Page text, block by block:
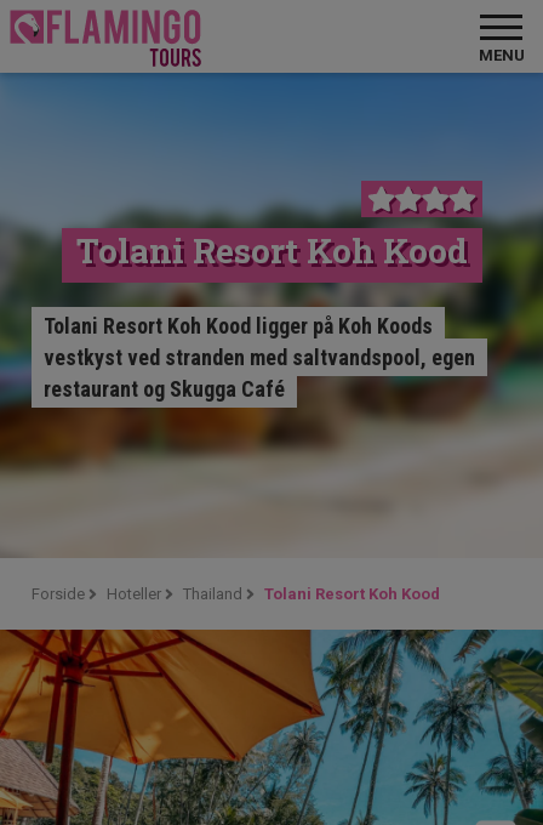
MENU
Tolani Resort Koh Kood
Tolani Resort Koh Kood ligger på Koh Koods
vestkyst ved stranden med saltvandspool, egen
restaurant og Skugga Café
Forside Hoteller Thailand Tolani Resort Koh Kood